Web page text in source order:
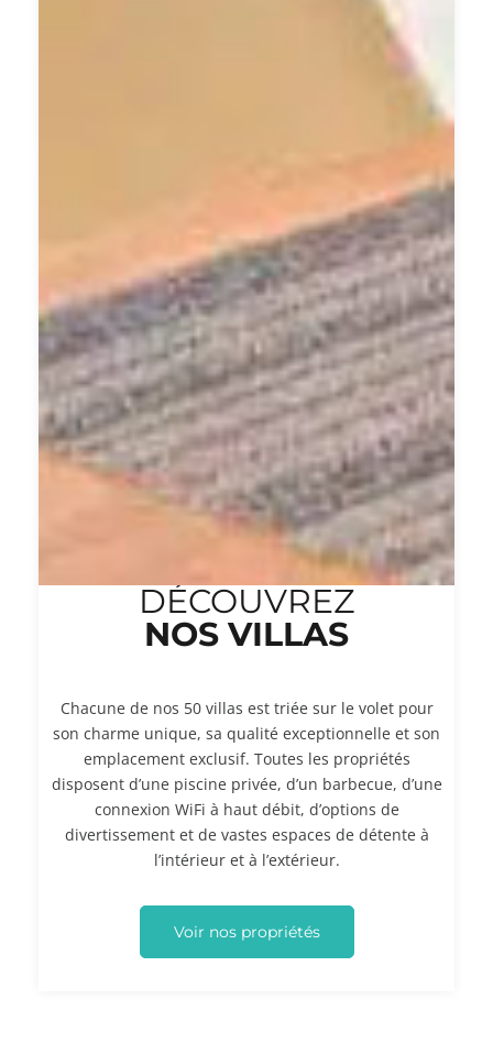
DÉCOUVREZ
NOS VILLAS
Chacune de nos 50 villas est triée sur le volet pour
son charme unique, sa qualité exceptionnelle et son
emplacement exclusif. Toutes les propriétés
disposent d’une piscine privée, d’un barbecue, d’une
connexion WiFi à haut débit, d’options de
divertissement et de vastes espaces de détente à
l’intérieur et à l’extérieur.
Voir nos propriétés